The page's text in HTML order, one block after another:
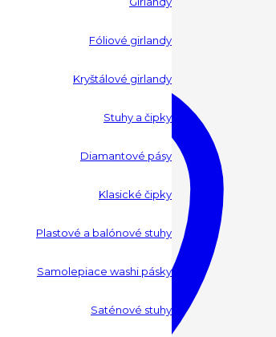
Fóliové girlandy
Kryštálové girlandy
Stuhy a čipky
Diamantové pásy
Klasické čipky
Plastové a balónové stuhy
Samolepiace washi pásky
Saténové stuhy